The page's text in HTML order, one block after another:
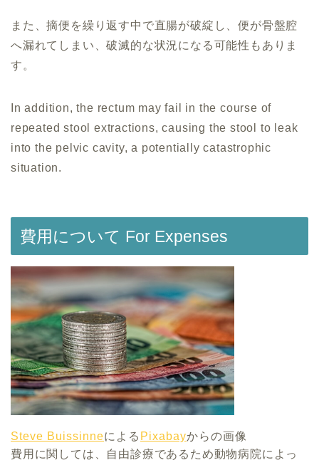
また、摘便を繰り返す中で直腸が破綻し、便が骨盤腔
へ漏れてしまい、破滅的な状況になる可能性もありま
す。
In addition, the rectum may fail in the course of
repeated stool extractions, causing the stool to leak
into the pelvic cavity, a potentially catastrophic
situation.
費用について For Expenses
Steve Buissinneによる Pixabayからの画像
費用に関しては、自由診療であるため動物病院によっ